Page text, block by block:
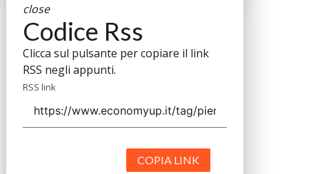
close
Codice Rss
Clicca sul pulsante per copiare il link
RSS negli appunti.
RSS link
COPIA LINK